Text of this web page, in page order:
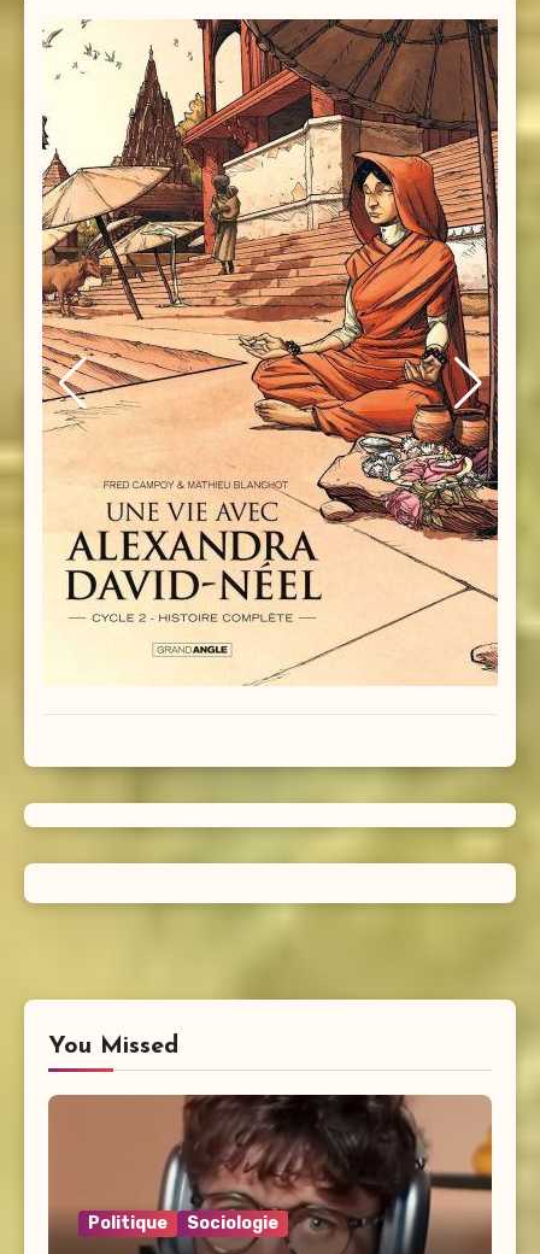
You Missed
Politique Sociologie